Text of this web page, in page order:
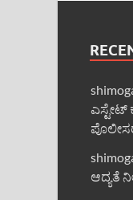
ಎಸ್ಟೇಟ್
ಆದ್ಯತೆ